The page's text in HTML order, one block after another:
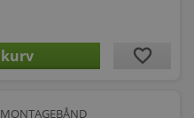
favorite